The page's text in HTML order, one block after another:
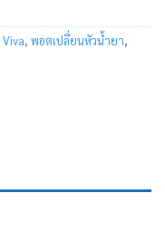
Viva, พอตเปลี่ยนหัวน้ำยา,